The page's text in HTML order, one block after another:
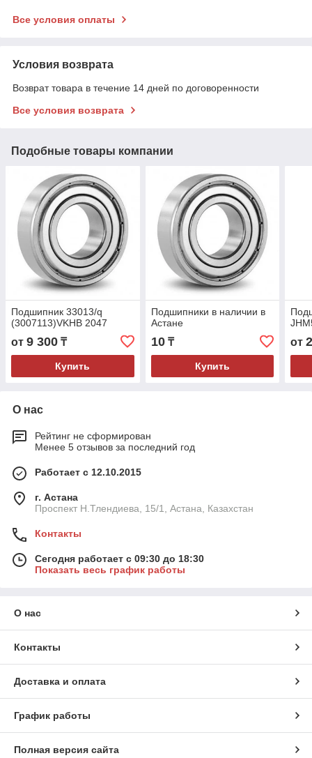
Все условия оплаты
Условия возврата
Возврат товара в течение 14 дней по договоренности
Все условия возврата
Подобные товары компании
Подшипник 33013/q
(3007113)VKHB 2047
от 9 300 ₸
Купить
Подшипники в наличии в
Астане
10₸
Купить
от
О нас
Рейтинг не сформирован
Менее 5 отзывов за последний год
Работает с 12.10.2015
г. Астана
Проспект Н.Тлендиева, 15/1, Астана, Казахстан
Контакты
Сегодня работает с 09:30 до 18:30
Показать весь график работы
О нас
Контакты
Доставка и оплата
График работы
Полная версия сайта